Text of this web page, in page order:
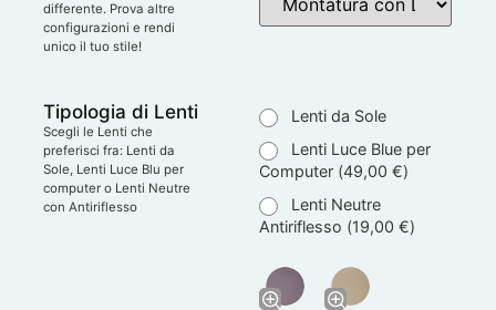
differente. Prova altre
configurazioni e rendi
unico il tuo stile!
Tipologia di Lenti
Scegli le Lenti che
preferisci fra: Lenti da
Sole, Lenti Luce Blu per
computer o Lenti Neutre
con Antiriflesso
Lenti da Sole
Lenti Luce Blue per
Computer (49,00 €)
Lenti Neutre
Antiriflesso (19,00 €)